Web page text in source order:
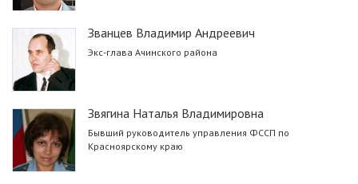
Званцев Владимир Андреевич
Экс-глава Ачинского района
Звягина Наталья Владимировна
Бывший руководитель управления ФССП по
Красноярскому краю